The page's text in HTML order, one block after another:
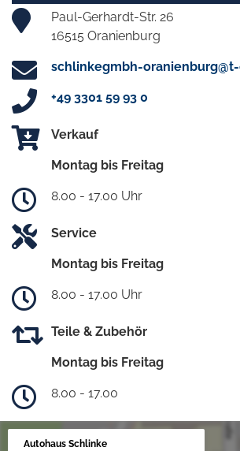
Paul-Gerhardt-Str. 26
16515 Oranienburg
schlinkegmbh-
+49 3301 59 93 0
Verkauf
Montag bis Freitag
8.00 - 17.00 Uhr
Service
Montag bis Freitag
8.00 - 17.00 Uhr
Teile & Zubehör
Montag bis Freitag
8.00 - 17.00
Autohaus Schlinke